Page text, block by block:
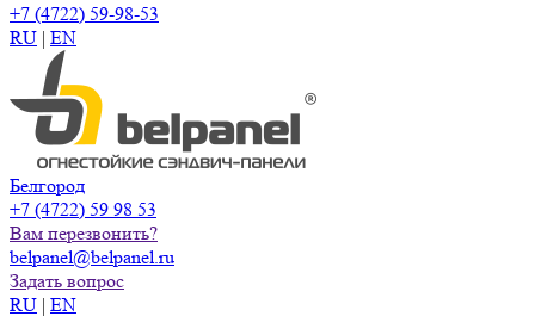
+7 (4722) 59-98-53
RU | EN
Белгород
+7 (4722) 59 98 53
Вам перезвонить?
belpanel@belpanel.ru
Задать вопрос
RU | EN